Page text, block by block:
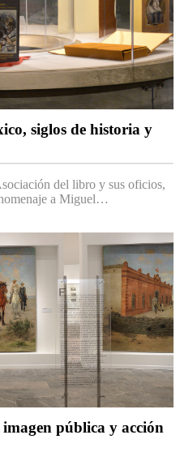
siglos de historia y
del libro y sus oficios,
a Miguel…
pública y acción